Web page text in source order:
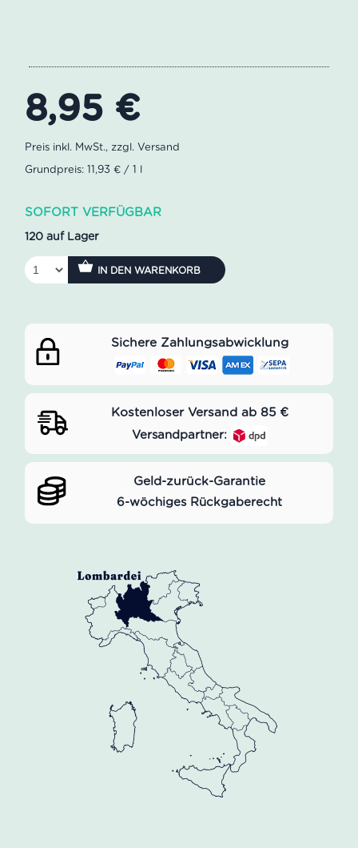
8,95 €
Grundpreis: 11,93 € / 1 l
SOFORT VERFÜGBAR
120 auf Lager
IN DEN WARENKORB
Sichere Zahlungsabwicklung
Kostenloser Versand ab 85 €
Versandpartner:
Geld-zurück-Garantie
6-wöchiges Rückgaberecht